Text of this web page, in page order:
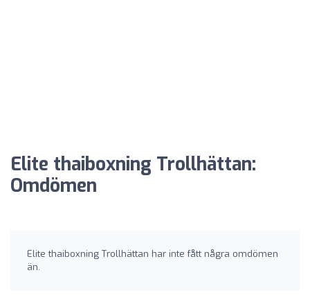
Elite thaiboxning Trollhättan:
Omdömen
Elite thaiboxning Trollhättan har inte fått några omdömen
än.